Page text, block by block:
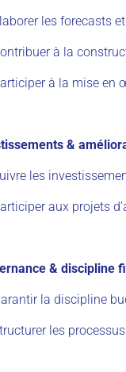
les forecasts
à la
à la mise en
&
les
aux projets
& discipline
la discipline
les